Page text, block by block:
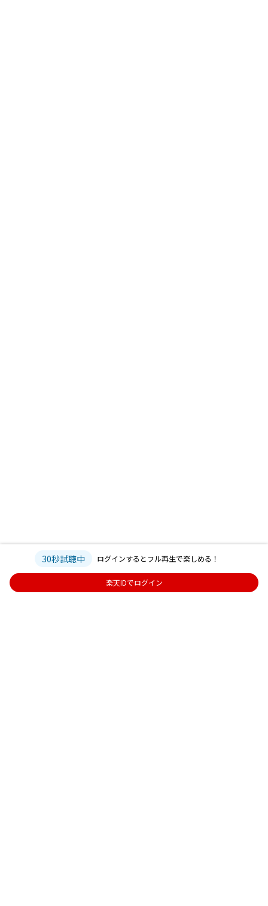
30秒試聴中 ログインするとフル再生で楽しめる！
楽天IDでログイン